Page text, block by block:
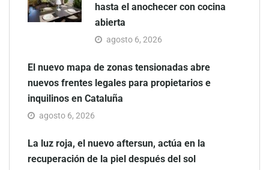
hasta el anochecer con cocina
abierta
agosto 6, 2026
El nuevo mapa de zonas tensionadas abre
nuevos frentes legales para propietarios e
inquilinos en Cataluña
agosto 6, 2026
La luz roja, el nuevo aftersun, actúa en la
recuperación de la piel después del sol